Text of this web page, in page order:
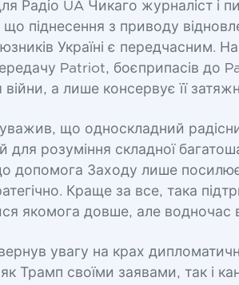
Радіо UA Чикаго журналіст і
що піднесення з приводу
Україні є передчасним.
Patriot, боєприпасів до
а лише консервує її
що односкладний
для розуміння складної
допомога Заходу лише
Краще за все, така
якомога довше, але
увагу на крах
Трамп своїми заявами, так і